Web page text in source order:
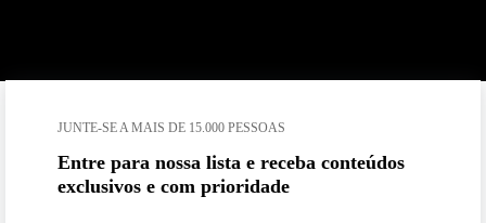
JUNTE-SE A MAIS DE 15.000 PESSOAS
Entre para nossa lista e receba conteúdos
exclusivos e com prioridade